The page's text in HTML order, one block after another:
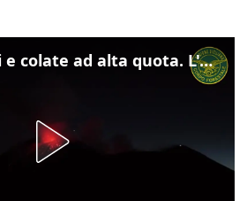
Etna, esplosioni e colate ad alta quota. L'aeroporto di Catania verso la normalità